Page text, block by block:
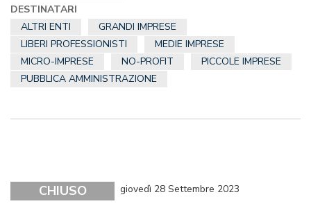
DESTINATARI
ALTRI ENTI
GRANDI IMPRESE
LIBERI PROFESSIONISTI
MEDIE IMPRESE
MICRO-IMPRESE
NO-PROFIT
PICCOLE IMPRESE
PUBBLICA AMMINISTRAZIONE
CHIUSO giovedì 28 Settembre 2023